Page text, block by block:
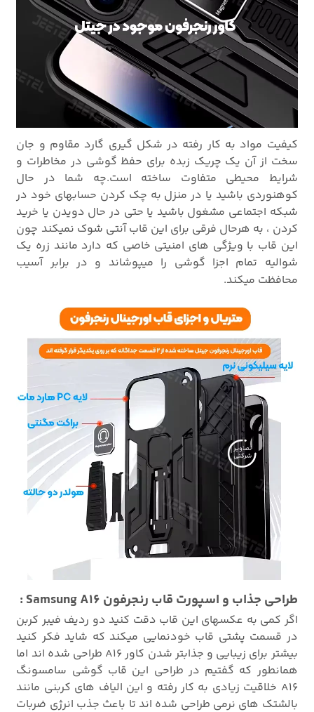
کیفیت مواد به کار رفته در شکل گیری گارد مقاوم و جان
سخت از آن یک چریک زبده برای حفظ گوشی در مخاطرات و
شرایط محیطی متفاوت ساخته است.چه شما در حال
کوهنوردی باشید یا در منزل به چک کردن حسابهای خود در
شبکه اجتماعی مشغول باشید یا حتی در حال دویدن یا خرید
کردن ، به هرحال فرقی برای این قاب آنتی شوک نمیکند چون
این قاب با ویژگی های امنیتی خاصی که دارد مانند زره یک
شوالیه تمام اجزا گوشی را میپوشاند و در برابر آسیب
محافظت میکند.
طراحی جذاب و اسپورت قاب رنجرفون Samsung A16 :
اگر کمی به عکسهای این قاب دقت کنید دو ردیف فیبر کربن
در قسمت پشتی قاب خودنمایی میکند که شاید فکر کنید
بیشتر برای زیبایی و جذابتر شدن کاور A16 طراحی شده اند اما
همانطور که گفتیم در طراحی این قاب گوشی سامسونگ
A16 خلاقیت زیادی به کار رفته و این الیاف های کربنی مانند
بالشتک های نرمی طراحی شده اند تا باعث جذب انرژی ضربات